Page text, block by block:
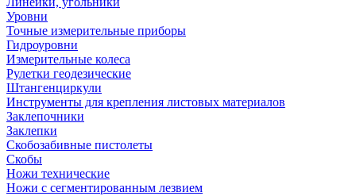
Уровни
Точные измерительные приборы
Гидроуровни
Измерительные колеса
Рулетки геодезические
Штангенциркули
Инструменты для крепления листовых материалов
Заклепочники
Заклепки
Скобозабивные пистолеты
Скобы
Ножи технические
Ножи с сегментированным лезвием